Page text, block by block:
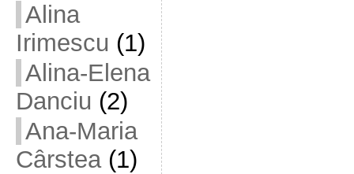
Alina
Irimescu (1)
Alina-Elena
Danciu (2)
Ana-Maria
Cârstea(1)